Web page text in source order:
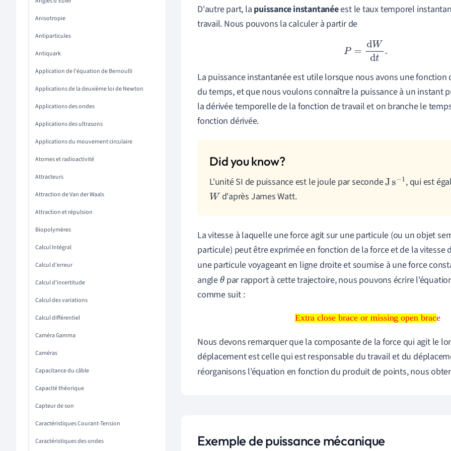
Anisotropie
Antiparticules
Antiquark
Application de l'équation de Bernoulli
Applications de la deuxième loi de Newton
Applications des ondes
Applications des ultrasons
Applications du mouvement circulaire
Atomes et radioactivité
Attracteurs
Attraction de Van der Waals
Attraction et répulsion
Biopolymères
Calcul Intégral
Calcul d'erreur
Calcul d'incertitude
Calcul des variations
Calcul différentiel
Caméra Gamma
Caméras
Capacitance du câble
Capacité théorique
Capteur de son
Caractéristiques Courant-Tension
Caractéristiques des ondes
D'autre part, la puissance instantanéeest le taux temporel
travail. Nous pouvons la calculer à partir de
P=d Wdt.
La puissance instantanée est utile lorsque nous avons une
du temps, et que nous voulons connaître la puissance à un instant
la dérivée temporelle de la fonction de travail et on branche le
fonction dérivée.
L'unité SI de puissance est le joule par secondeJ s−1 , qui est
W d'après James Watt.
La vitesse à laquelle une force agit sur une particule (ou un objet
particule) peut être exprimée en fonction de la force et de la vitesse
une particule voyageant en ligne droite et soumise à une force
angleθpar rapport à cette trajectoire, nous pouvons écrire
comme suit :
Extra close brace or missing open brace
Extra close brace or missing open brace
Nous devons remarquer que la composante de la force qui agit le
déplacement est celle qui est responsable du travail et du
réorganisons l'équation en fonction du produit de points, nous
Exemple de puissance mécanique